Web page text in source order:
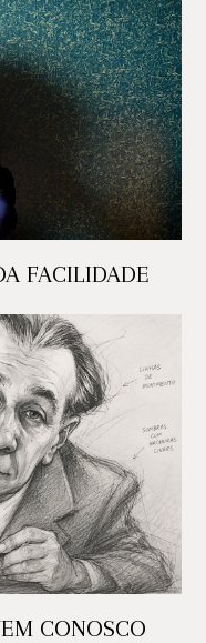
FACILIDADE
CONOSCO